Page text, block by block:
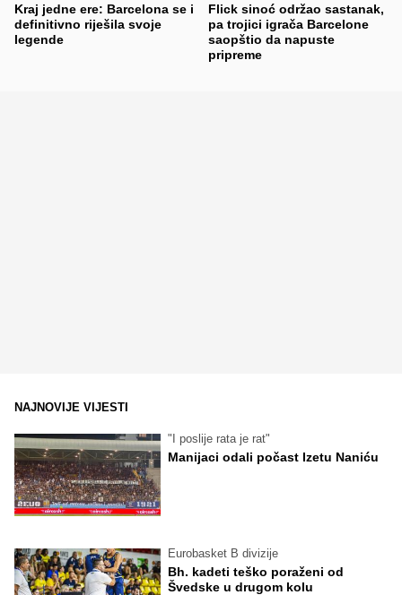
Kraj jedne ere: Barcelona se i
definitivno riješila svoje
legende
Flick sinoć održao sastanak,
pa trojici igrača Barcelone
saopštio da napuste
pripreme
NAJNOVIJE VIJESTI
"I poslije rata je rat"
Manijaci odali počast Izetu Naniću
Eurobasket B divizije
Bh. kadeti teško poraženi od
Švedske u drugom kolu